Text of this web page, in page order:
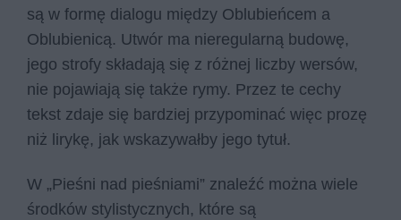
są w formę dialogu między Oblubieńcem a
Oblubienicą. Utwór ma nieregularną budowę,
jego strofy składają się z różnej liczby wersów,
nie pojawiają się także rymy. Przez te cechy
tekst zdaje się bardziej przypominać więc prozę
niż lirykę, jak wskazywałby jego tytuł.
W „Pieśni nad pieśniami” znaleźć można wiele
środków stylistycznych, które są